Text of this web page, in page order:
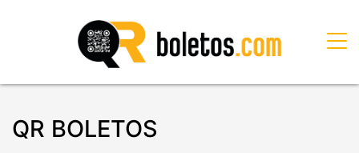
QR BOLETOS